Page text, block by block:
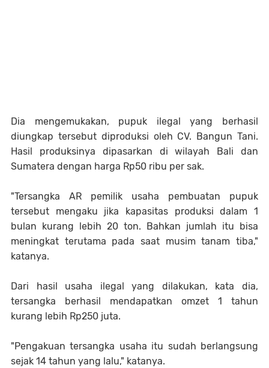
Dia mengemukakan, pupuk ilegal yang berhasil
diungkap tersebut diproduksi oleh CV. Bangun Tani.
Hasil produksinya dipasarkan di wilayah Bali dan
Sumatera dengan harga Rp50 ribu per sak.
"Tersangka AR pemilik usaha pembuatan pupuk
tersebut mengaku jika kapasitas produksi dalam 1
bulan kurang lebih 20 ton. Bahkan jumlah itu bisa
meningkat terutama pada saat musim tanam tiba,"
katanya.
Dari hasil usaha ilegal yang dilakukan, kata dia,
tersangka berhasil mendapatkan omzet 1 tahun
kurang lebih Rp250 juta.
"Pengakuan tersangka usaha itu sudah berlangsung
sejak 14 tahun yang lalu," katanya.